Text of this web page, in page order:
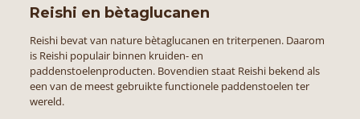
Reishi en bètaglucanen
Reishi bevat van nature bètaglucanen en triterpenen. Daarom
is Reishi populair binnen kruiden- en
paddenstoelenproducten. Bovendien staat Reishi bekend als
een van de meest gebruikte functionele paddenstoelen ter
wereld.